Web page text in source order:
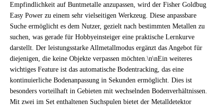
Empfindlichkeit auf Buntmetalle anzupassen, wird der Fisher Goldbug
Easy Power zu einem sehr vielseitigen Werkzeug. Diese anpassbare
Suche ermöglicht es dem Nutzer, gezielt nach bestimmten Metallen zu
suchen, was gerade für Hobbyeinsteiger eine praktische Lernkurve
darstellt. Der leistungsstarke Allmetallmodus ergänzt das Angebot für
diejenigen, die keine Objekte verpassen möchten.\n\nEin weiteres
wichtiges Feature ist das automatische Bodentracking, das eine
kontinuierliche Bodenanpassung in Sekunden ermöglicht. Dies ist
besonders vorteilhaft in Gebieten mit wechselnden Bodenverhältnissen.
Mit zwei im Set enthaltenen Suchspulen bietet der Metalldetektor